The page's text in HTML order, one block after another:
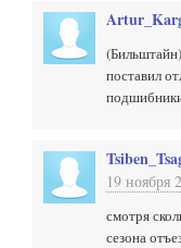
поставил
19 ноября
смотря
сезона